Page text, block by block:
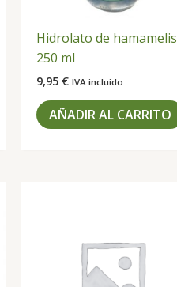
Hidrolato de hamamelis
250 ml
9,95 € IVA incluido
AÑADIR AL CARRITO